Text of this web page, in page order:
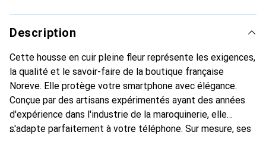
Description
Cette housse en cuir pleine fleur représente les exigences,
la qualité et le savoir-faire de la boutique française
Noreve. Elle protège votre smartphone avec élégance.
Conçue par des artisans expérimentés ayant des années
d'expérience dans l'industrie de la maroquinerie, elle
s'adapte parfaitement à votre téléphone. Sur mesure, ses